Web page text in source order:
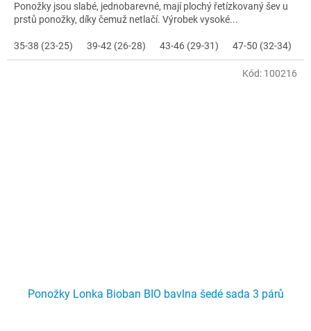
Ponožky jsou slabé, jednobarevné, mají plochý řetízkovaný šev u
prstů ponožky, díky čemuž netlačí. Výrobek vysoké...
35-38 (23-25) 39-42 (26-28) 43-46 (29-31) 47-50 (32-34)
Ponožky Lonka Bioban BIO bavlna šedé sada 3 párů
Kód: 100216